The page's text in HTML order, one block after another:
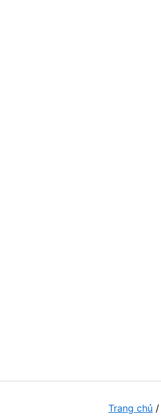
Trang chủ /